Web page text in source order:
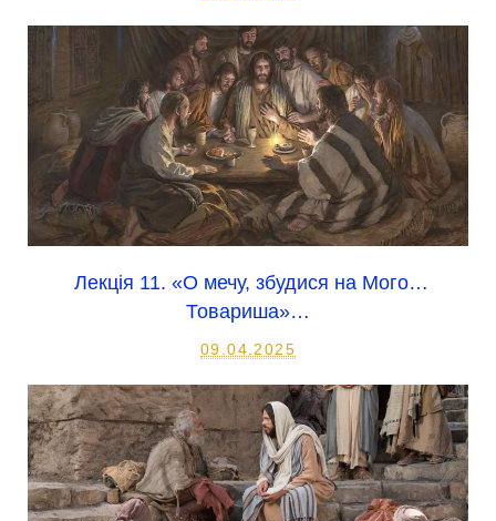
Лекція 11. «О мечу, збудися на Мого…
Товариша»…
09.04.2025